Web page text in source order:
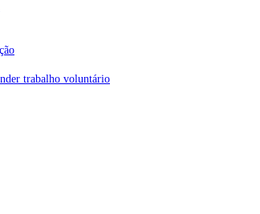
trabalho voluntário